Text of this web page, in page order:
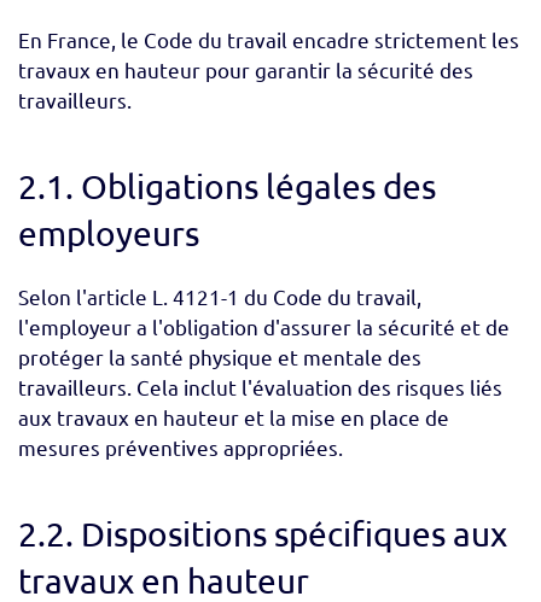
En France, le Code du travail encadre strictement les
travaux en hauteur pour garantir la sécurité des
travailleurs.
2.1. Obligations légales des
employeurs
Selon l'article L. 4121-1 du Code du travail,
l'employeur a l'obligation d'assurer la sécurité et de
protéger la santé physique et mentale des
travailleurs. Cela inclut l'évaluation des risques liés
aux travaux en hauteur et la mise en place de
mesures préventives appropriées.
2.2. Dispositions spécifiques aux
travaux en hauteur